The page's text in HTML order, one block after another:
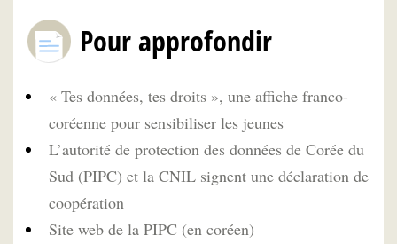
Pour approfondir
« Tes données, tes droits », une affiche franco-
coréenne pour sensibiliser les jeunes
L’autorité de protection des données de Corée du
Sud (PIPC) et la CNIL signent une déclaration de
coopération
Site web de la PIPC (en coréen)